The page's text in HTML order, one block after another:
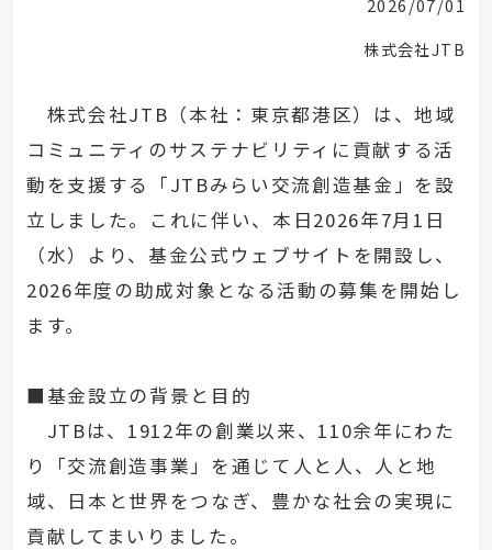
2026/07/01
株式会社JTB
株式会社JTB（本社：東京都港区）は、地域
コミュニティのサステナビリティに貢献する活
動を支援する「JTBみらい交流創造基金」を設
立しました。これに伴い、本日2026年7月1日
（水）より、基金公式ウェブサイトを開設し、
2026年度の助成対象となる活動の募集を開始し
ます。
■基金設立の背景と目的
JTBは、1912年の創業以来、110余年にわた
り「交流創造事業」を通じて人と人、人と地
域、日本と世界をつなぎ、豊かな社会の実現に
貢献してまいりました。